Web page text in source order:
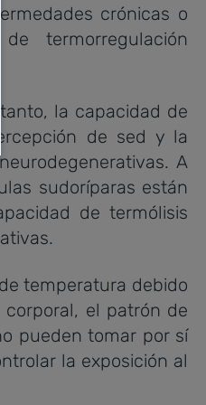
crónicas o
termorregulación
la capacidad de
de sed y la
A
sudoríparas están
de termólisis
temperatura debido
el patrón de
pueden tomar por sí
la exposición al